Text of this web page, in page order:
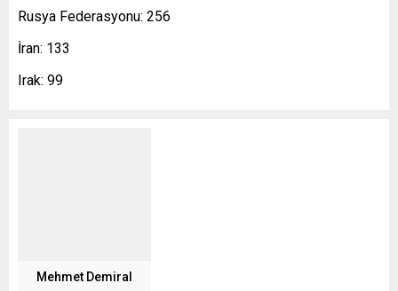
Rusya Federasyonu: 256
İran: 133
Irak: 99
Mehmet Demiral